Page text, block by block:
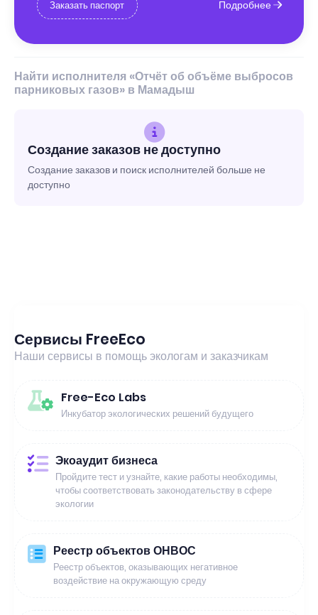
Заказать паспорт Подробнее
Найти исполнителя «Отчёт об объёме выбросов
парниковых газов» в Мамадыш
Создание заказов не доступно
Создание заказов и поиск исполнителей больше не
доступно
Сервисы FreeEco
Наши сервисы в помощь экологам и заказчикам
Free-Eco Labs
Инкубатор экологических решений будущего
Экоаудит бизнеса
Пройдите тест и узнайте, какие работы необходимы,
чтобы соответствовать законодательству в сфере
экологии
Реестр объектов ОНВОС
Реестр объектов, оказывающих негативное
воздействие на окружающую среду